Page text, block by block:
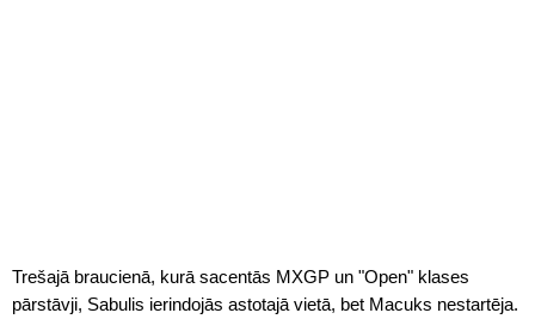
Trešajā braucienā, kurā sacentās MXGP un "Open" klases
pārstāvji, Sabulis ierindojās astotajā vietā, bet Macuks nestartēja.